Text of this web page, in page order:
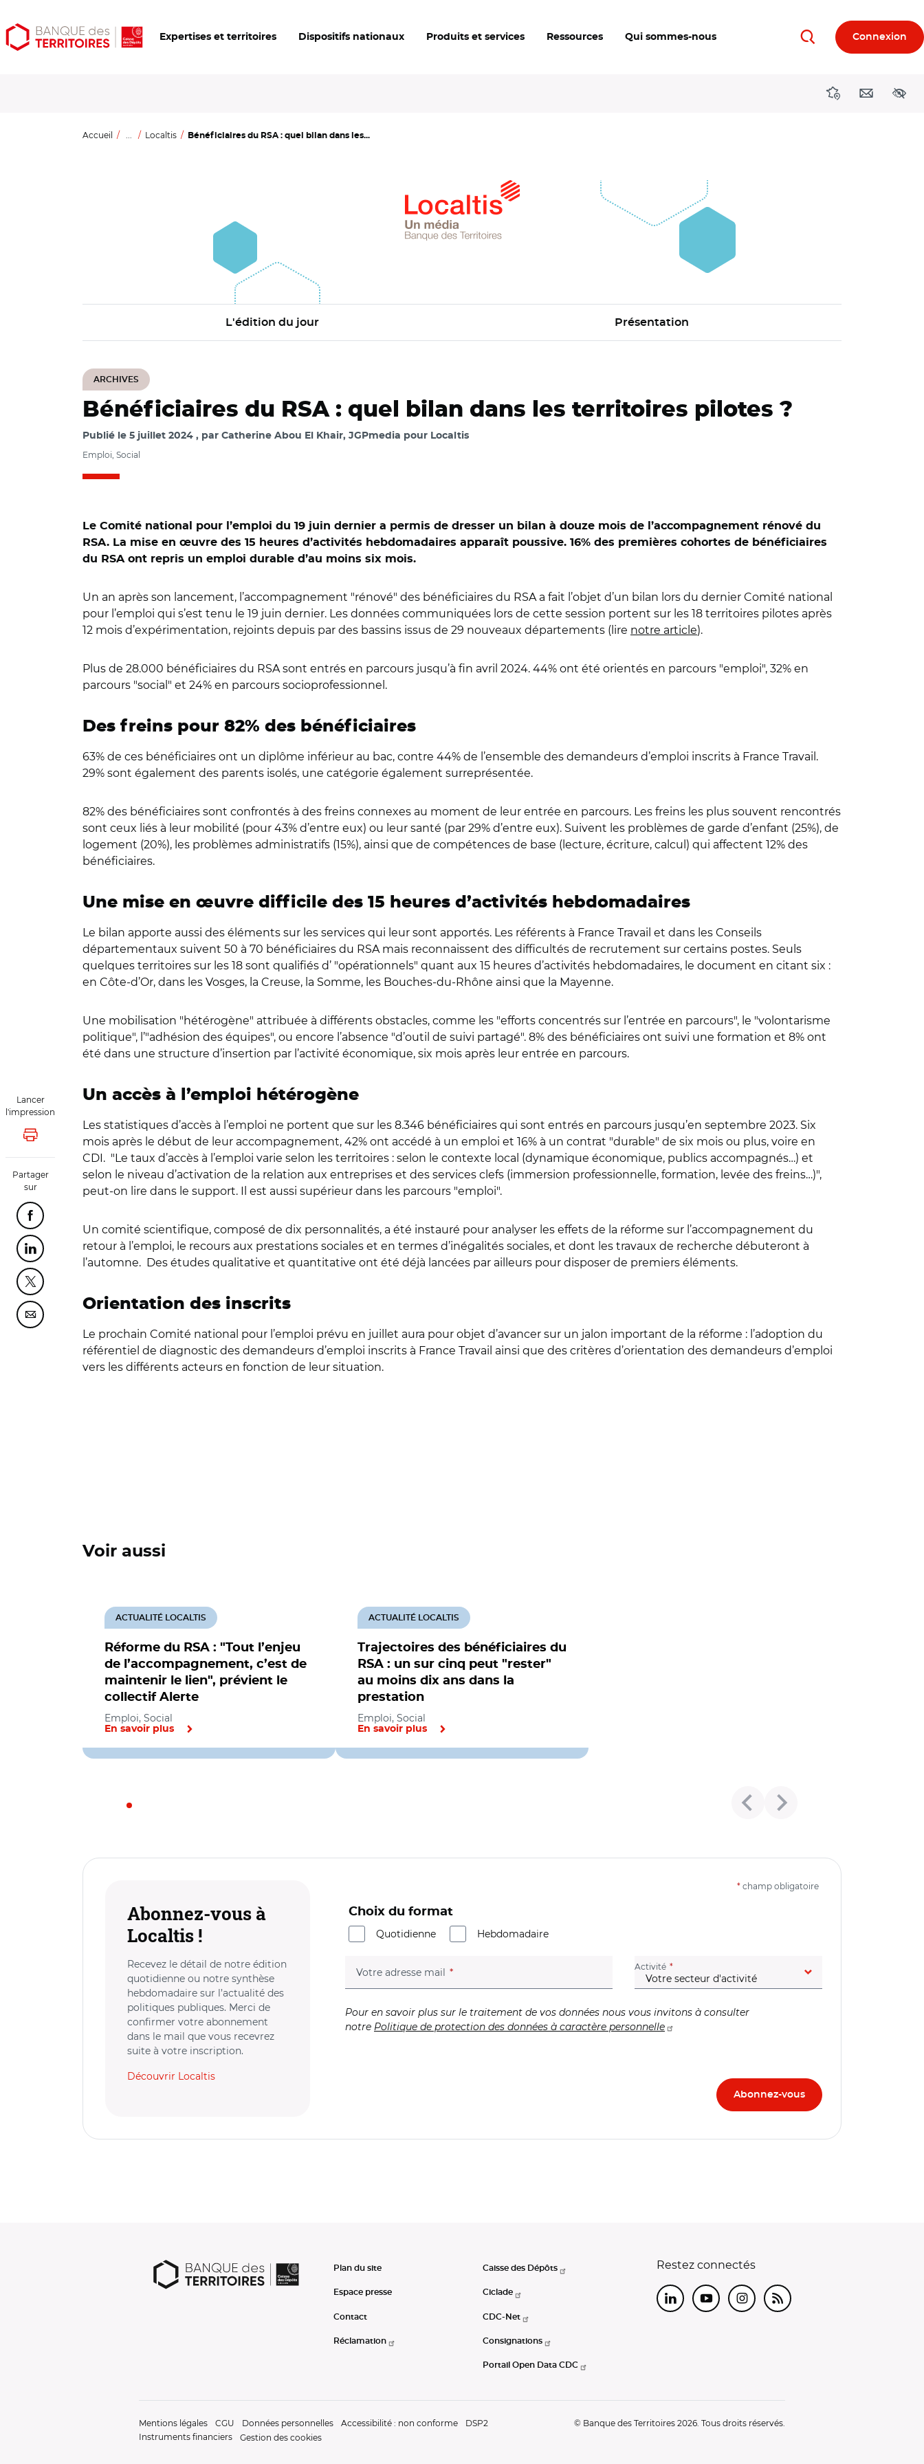
Aller
au
Aller
au
Ouvrir
les
Expertises et territoires Dispositifs nationaux Produits et services Ressources Qui sommes-nous RechercherConnexion
DirectionsContact
Accueil ... Localtis Bénéficiaires du RSA : quel bilan dans les...
L'édition du jour Présentation
ARCHIVES
Lancer
l'impression
Lancer l'impression
Partager
sur
Partager cette page sur Facebook
Partager cette page sur Linkedin
Partager cette page sur Twitter
Partager cette page sur Courriel
Bénéficiaires du RSA : quel bilan dans les territoires pilotes ?
Publié le 5 juillet 2024 par Catherine Abou El Khair, JGPmedia pour Localtis
Emploi, Social
Le Comité national pour l’emploi du 19 juin dernier a permis de dresser un bilan à douze mois de l’accompagnement rénové du
RSA. La mise en œuvre des 15 heures d’activités hebdomadaires apparaît poussive. 16% des premières cohortes de bénéficiaires
du RSA ont repris un emploi durable d’au moins six mois.
Un an après son lancement, l’accompagnement "rénové" des bénéficiaires du RSA a fait l’objet d’un bilan lors du dernier Comité national
pour l’emploi qui s’est tenu le 19 juin dernier. Les données communiquées lors de cette session portent sur les 18 territoires pilotes après
12 mois d’expérimentation, rejoints depuis par des bassins issus de 29 nouveaux départements (lire notre article).
Plus de 28.000 bénéficiaires du RSA sont entrés en parcours jusqu’à fin avril 2024. 44% ont été orientés en parcours "emploi", 32% en
parcours "social" et 24% en parcours socioprofessionnel.
Des freins pour 82% des bénéficiaires
63% de ces bénéficiaires ont un diplôme inférieur au bac, contre 44% de l’ensemble des demandeurs d’emploi inscrits à France Travail.
29% sont également des parents isolés, une catégorie également surreprésentée.
82% des bénéficiaires sont confrontés à des freins connexes au moment de leur entrée en parcours. Les freins les plus souvent rencontrés
sont ceux liés à leur mobilité (pour 43% d’entre eux) ou leur santé (par 29% d’entre eux). Suivent les problèmes de garde d’enfant (25%), de
logement (20%), les problèmes administratifs (15%), ainsi que de compétences de base (lecture, écriture, calcul) qui affectent 12% des
bénéficiaires.
Une mise en œuvre difficile des 15 heures d’activités hebdomadaires
Le bilan apporte aussi des éléments sur les services qui leur sont apportés. Les référents à France Travail et dans les Conseils
départementaux suivent 50 à 70 bénéficiaires du RSA mais reconnaissent des difficultés de recrutement sur certains postes. Seuls
quelques territoires sur les 18 sont qualifiés d’ "opérationnels" quant aux 15 heures d’activités hebdomadaires, le document en citant six :
en Côte-d’Or, dans les Vosges, la Creuse, la Somme, les Bouches-du-Rhône ainsi que la Mayenne.
Une mobilisation "hétérogène" attribuée à différents obstacles, comme les "efforts concentrés sur l’entrée en parcours", le "volontarisme
politique", l’"adhésion des équipes", ou encore l’absence "d’outil de suivi partagé". 8% des bénéficiaires ont suivi une formation et 8% ont
été dans une structure d’insertion par l’activité économique, six mois après leur entrée en parcours.
Un accès à l’emploi hétérogène
Les statistiques d’accès à l’emploi ne portent que sur les 8.346 bénéficiaires qui sont entrés en parcours jusqu’en septembre 2023. Six
mois après le début de leur accompagnement, 42% ont accédé à un emploi et 16% à un contrat "durable" de six mois ou plus, voire en
CDI. "Le taux d’accès à l’emploi varie selon les territoires : selon le contexte local (dynamique économique, publics accompagnés…) et
selon le niveau d’activation de la relation aux entreprises et des services clefs (immersion professionnelle, formation, levée des freins…)",
peut-on lire dans le support. Il est aussi supérieur dans les parcours "emploi".
Un comité scientifique, composé de dix personnalités, a été instauré pour analyser les effets de la réforme sur l’accompagnement du
retour à l’emploi, le recours aux prestations sociales et en termes d’inégalités sociales, et dont les travaux de recherche débuteront à
l’automne. Des études qualitative et quantitative ont été déjà lancées par ailleurs pour disposer de premiers éléments.
Orientation des inscrits
Le prochain Comité national pour l’emploi prévu en juillet aura pour objet d’avancer sur un jalon important de la réforme : l’adoption du
référentiel de diagnostic des demandeurs d’emploi inscrits à France Travail ainsi que des critères d’orientation des demandeurs d’emploi
vers les différents acteurs en fonction de leur situation.
Voir aussi
Réforme du RSA : "Tout l’enjeu
de l’accompagnement, c’est de
maintenir le lien", prévient le
collectif Alerte
ACTUALITÉ LOCALTIS
Emploi, Social
En savoir plus
Trajectoires des bénéficiaires du
RSA : un sur cinq peut "rester"
au moins dix ans dans la
prestation
ACTUALITÉ LOCALTIS
Emploi, Social
En savoir plus
Abonnez-vous à
Localtis !
Recevez le détail de notre édition
quotidienne ou notre synthèse
hebdomadaire sur l’actualité des
politiques publiques. Merci de
confirmer votre abonnement
dans le mail que vous recevrez
suite à votre inscription.
Découvrir Localtis
* champ obligatoire
Choix du format
Quotidienne
Hebdomadaire
Votre adresse mail (champ obligatoire) Activité (champ obligatoire)
Pour en savoir plus sur le traitement de vos données nous vous invitons à consulter
notre Politique de protection des données à caractère personnelle
Plan du site
Espace presse
Contact
Réclamation
Caisse des Dépôts
Ciclade
CDC-Net
Consignations
Portail Open Data CDC
Restez connectés
LinkedInYoutubeInstagram
RSS
Mentions légales CGU Données personnelles Accessibilité : non conforme
DSP2
Instruments financiers
Gestion des cookies
© Banque des Territoires 2026. Tous droits réservés.